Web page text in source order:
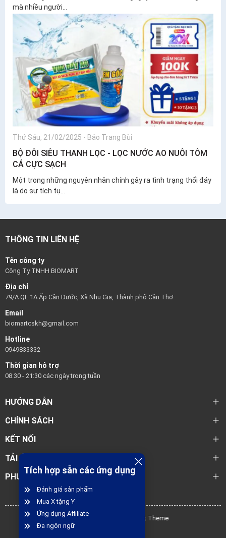
mà nhiều người...
Thứ Sáu, 21/02/2025 - Bảo Trang Bùi
BỘ ĐÔI SIÊU THANH LỌC - LỌC NƯỚC AO NUÔI TÔM
CÁ CỰC SẠCH
Một trong những nguyên nhân chính gây ra tình trạng thối đáy
là do sự tích tụ...
THÔNG TIN LIÊN HỆ
Tên công ty
Công Ty TNHH BIOMART
Địa chỉ
79/A QL.1A Ấp Cần Đước, Xã Nhu Gia, Thành phố Cần Thơ
Email
biomartcskh@gmail.com
Hotline
0949833332
Thời gian hỗ trợ
08:30 - 21:30 các ngày trong tuần
HƯỚNG DẪN
CHÍNH SÁCH
KẾT NỐI
TẢI ỨNG DỤNG BIOMART
PHƯƠNG THỨC THANH TOÁN
@ Bản quyền thuộc về Biomart Theme
Tích hợp sẵn các ứng dụng
Đánh giá sản phẩm
Mua X tặng Y
Ứng dụng Affiliate
Đa ngôn ngữ